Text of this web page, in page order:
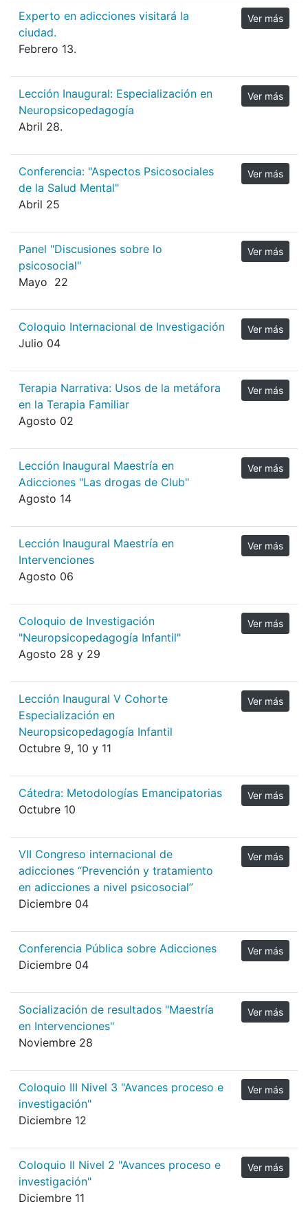
Experto en adicciones visitará la
ciudad.
Febrero 13.
Ver más
Lección Inaugural: Especialización en
Neuropsicopedagogía
Abril 28.
Ver más
Conferencia: "Aspectos Psicosociales
de la Salud Mental"
Abril 25
Ver más
Panel "Discusiones sobre lo
psicosocial"
Mayo 22
Ver más
Coloquio Internacional de Investigación
Julio 04
Ver más
Terapia Narrativa: Usos de la metáfora
en la Terapia Familiar
Agosto 02
Ver más
Lección Inaugural Maestría en
Adicciones "Las drogas de Club"
Agosto 14
Ver más
Lección Inaugural Maestría en
Intervenciones
Agosto 06
Ver más
Coloquio de Investigación
"Neuropsicopedagogía Infantil"
Agosto 28 y 29
Ver más
Lección Inaugural V Cohorte
Especialización en
Neuropsicopedagogía Infantil
Octubre 9, 10 y 11
Ver más
Cátedra: Metodologías Emancipatorias
Octubre 10
Ver más
VII Congreso internacional de
adicciones “Prevención y tratamiento
en adicciones a nivel psicosocial”
Diciembre 04
Ver más
Conferencia Pública sobre Adicciones
Diciembre 04
Ver más
Socialización de resultados "Maestría
en Intervenciones"
Noviembre 28
Ver más
Coloquio III Nivel 3 "Avances proceso e
investigación"
Diciembre 12
Ver más
Coloquio II Nivel 2 "Avances proceso e
investigación"
Diciembre 11
Ver más